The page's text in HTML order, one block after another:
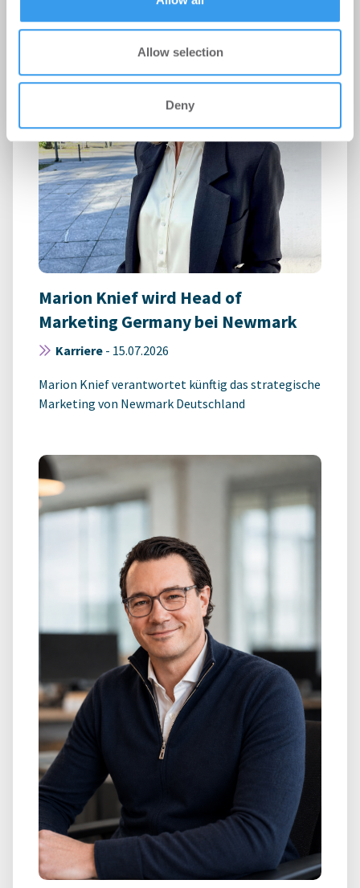
Allow selection
Deny
Marion Knief wird Head of
Marketing Germany bei Newmark
Karriere - 15.07.2026
Marion Knief verantwortet künftig das strategische
Marketing von Newmark Deutschland